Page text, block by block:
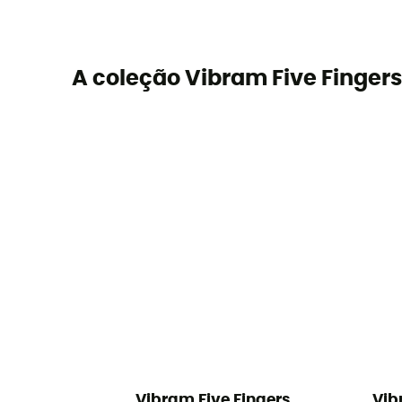
A coleção Vibram Five Fingers